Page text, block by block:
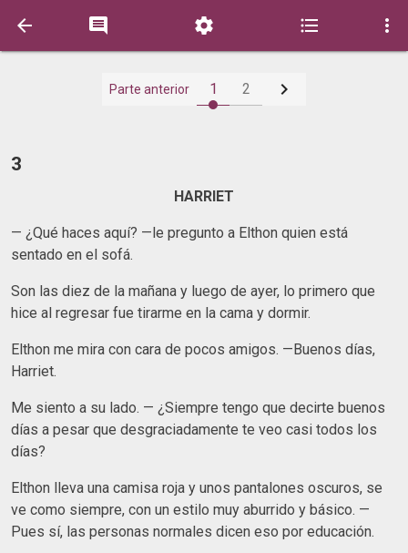
    
Parte anterior 1 2 
3
HARRIET
— ¿Qué haces aquí? —le pregunto a Elthon quien está
sentado en el sofá.
Son las diez de la mañana y luego de ayer, lo primero que
hice al regresar fue tirarme en la cama y dormir.
Elthon me mira con cara de pocos amigos. —Buenos días,
Harriet.
Me siento a su lado. — ¿Siempre tengo que decirte buenos
días a pesar que desgraciadamente te veo casi todos los
días?
Elthon lleva una camisa roja y unos pantalones oscuros, se
ve como siempre, con un estilo muy aburrido y básico. —
Pues sí, las personas normales dicen eso por educación.